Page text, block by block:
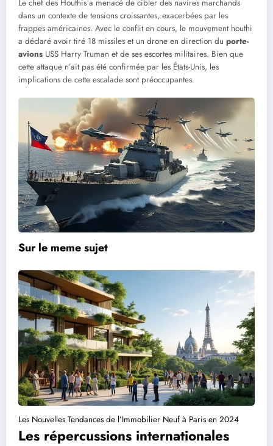
Le chef des Houthis a menacé de cibler des navires marchands
dans un contexte de tensions croissantes, exacerbées par les
frappes américaines. Avec le conflit en cours, le mouvement houthi
a déclaré avoir tiré 18 missiles et un drone en direction du porte-
avions USS Harry Truman et de ses escortes militaires. Bien que
cette attaque n’ait pas été confirmée par les États-Unis, les
implications de cette escalade sont préoccupantes.
Sur le meme sujet
Les Nouvelles Tendances de l’Immobilier Neuf à Paris en 2024
Les répercussions internationales